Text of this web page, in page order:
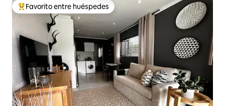
Favorito entre los huéspedes más destacados
Favorito entre huéspedes